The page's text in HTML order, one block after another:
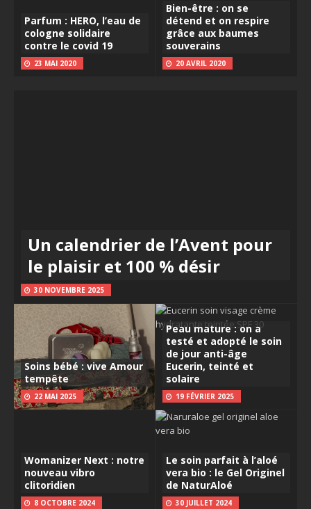
Parfum : HERO, l’eau de
cologne solidaire
contre le covid 19
23 MAI 2020
Bien-être : on se
détend et on respire
grâce aux baumes
souverains
20 AVRIL 2020
Un calendrier de l’Avent pour
le plaisir et 100 % désir
30 NOVEMBRE 2025
Soins bébé : vive Amour
tempête
22 MAI 2025
Peau mature : on a
testé et adopté le soin
de jour anti-âge
Eucerin, teinté et
solaire
19 FÉVRIER 2025
Womanizer Next : notre
nouveau vibro
clitoridien
8 OCTOBRE 2024
Le soin parfait à l’aloé
vera bio : le Gel Originel
de NaturAloé
30 JUILLET 2024